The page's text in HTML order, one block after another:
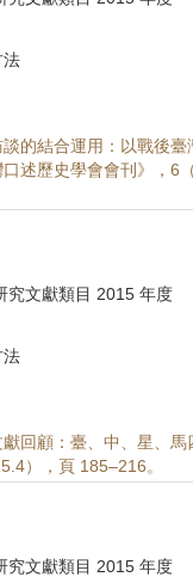
法
談的結合運用：以戰後
述歷史學會會刊》，6
究文獻類目 2015 年度
法
獻回顧：臺、中、星、
），頁 185–216。
究文獻類目 2015 年度